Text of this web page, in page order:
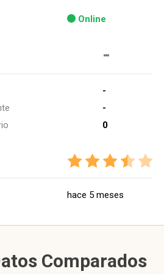
Online
-
-
-
0
hace 5 meses
Comparados